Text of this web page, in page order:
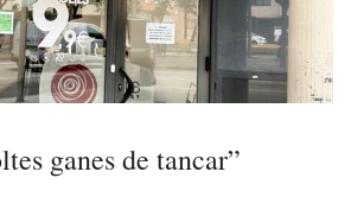
ganes de tancar”